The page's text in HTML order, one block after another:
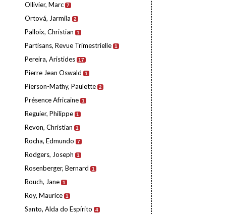
Ollivier, Marc 7
Ortová, Jarmila 2
Palloix, Christian 1
Partisans, Revue Trimestrielle 1
Pereira, Aristides 17
Pierre Jean Oswald 1
Pierson-Mathy, Paulette 2
Présence Africaine 1
Reguier, Philippe 1
Revon, Christian 1
Rocha, Edmundo 7
Rodgers, Joseph 1
Rosenberger, Bernard 1
Rouch, Jane 1
Roy, Maurice 1
Santo, Alda do Espírito 4